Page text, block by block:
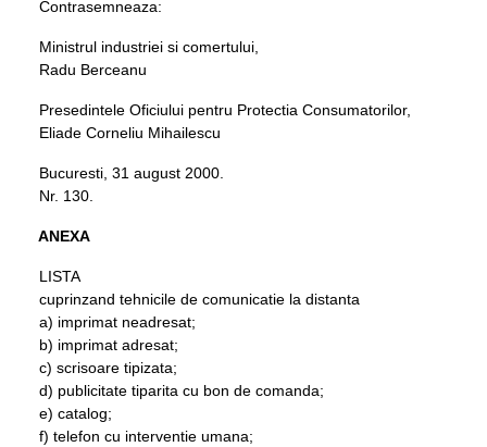
Contrasemneaza:
Ministrul industriei si comertului,
Radu Berceanu
Presedintele Oficiului pentru Protectia Consumatorilor,
Eliade Corneliu Mihailescu
Bucuresti, 31 august 2000.
Nr. 130.
ANEXA
LISTA
cuprinzand tehnicile de comunicatie la distanta
a) imprimat neadresat;
b) imprimat adresat;
c) scrisoare tipizata;
d) publicitate tiparita cu bon de comanda;
e) catalog;
f) telefon cu interventie umana;